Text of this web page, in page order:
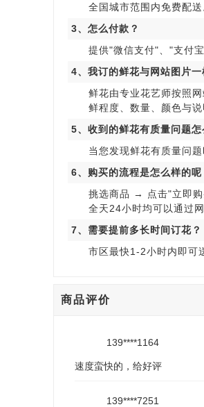
全国城市范围内免费配
3、怎么付款？
提供"微信支付"、"支付
4、我订的鲜花与网站图片
鲜花由专业花艺师按照
鲜程度、数量、颜色与
5、收到的鲜花有质量问题
当您发现鲜花有质量问
6、购买的流程是怎么样的呢
挑选商品 → 点击"立即
全天24小时均可以通过
7、需要提前多长时间订花？
市区最快1-2小时内即可
商品评价
139****1164
速度蛮快的，给好评
139****7251